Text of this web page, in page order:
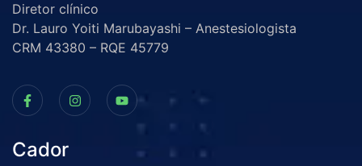
Diretor clínico
Dr. Lauro Yoiti Marubayashi – Anestesiologista
CRM 43380 – RQE 45779
Cador